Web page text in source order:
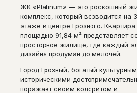
ЖК «Platinum» — это роскошный
комплекс, который возводится на
этаже в центре Грозного. Квартира
площадью 91,84 м² представляет
просторное жилище, где каждый
дизайна продуман до мелочей.
Город Грозный, богатый
историческими
поражает своим колоритом и